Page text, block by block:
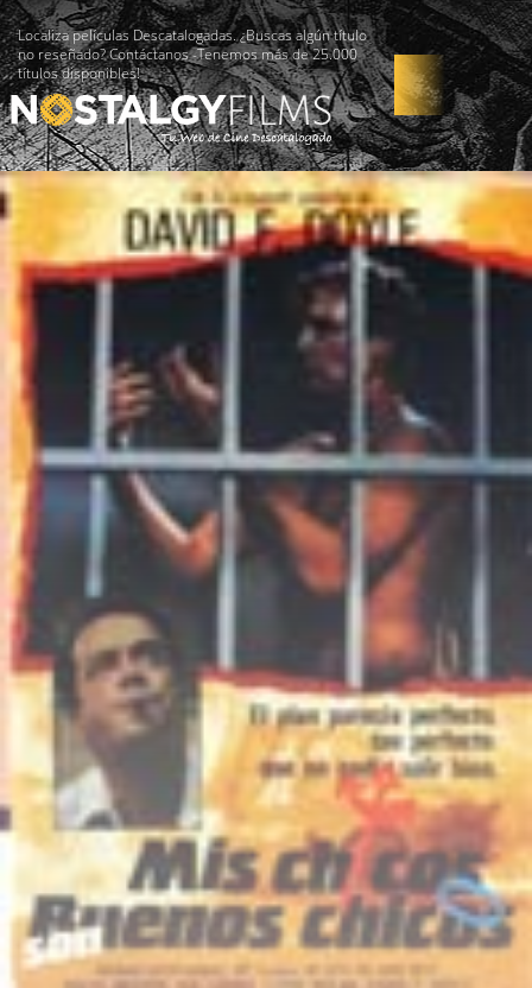
Localiza películas Descatalogadas. ¿Buscas algún título
no reseñado? Contáctanos -Tenemos más de 25.000
títulos disponibles!